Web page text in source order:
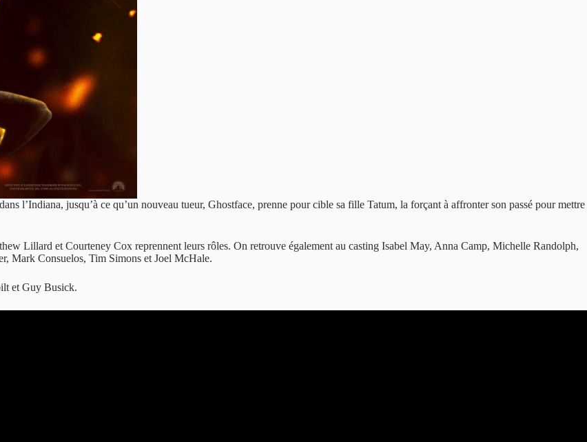
l’Indiana, jusqu’à ce qu’un nouveau tueur, Ghostface, prenne pour cible sa fille Tatum, la forçant à affronter son passé pour mettre
Lillard et Courteney Cox reprennent leurs rôles. On retrouve également au casting Isabel May, Anna Camp, Michelle Randolph,
Mark Consuelos, Tim Simons et Joel McHale.
et Guy Busick.